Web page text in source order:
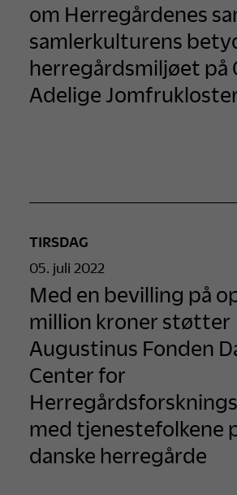
om Herregårdenes
samlerkulturens
herregårdsmiljøet på
Adelige
TIRSDAG
05. juli 2022
Med en bevilling på
million kroner støtter
Augustinus Fonden
Center for
med tjenestefolkene
danske herregårde